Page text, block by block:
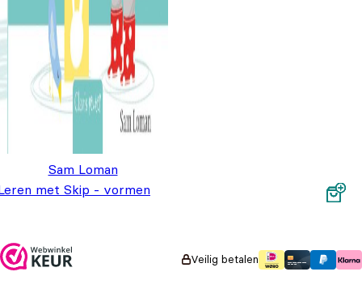
Sam Loman
met Skip - vormen
Veilig betalen